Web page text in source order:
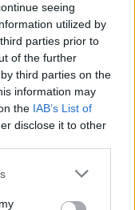
seeing
utilized by
parties prior to
of the further
third parties on the
information may
the IAB’s List of
disclose it to other
ΘΕΡΜΙΔΕΣ ·